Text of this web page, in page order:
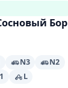
Бор
N3
N2
L